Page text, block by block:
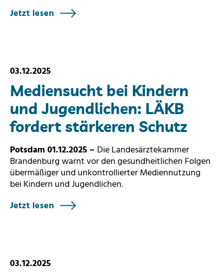
Jetzt lesen
03.12.2025
Mediensucht bei Kindern
und Jugendlichen: LÄKB
fordert stärkeren Schutz
Potsdam 01.12.2025 – Die Landesärztekammer
Brandenburg warnt vor den gesundheitlichen Folgen
übermäßiger und unkontrollierter Mediennutzung
bei Kindern und Jugendlichen.
Jetzt lesen
03.12.2025